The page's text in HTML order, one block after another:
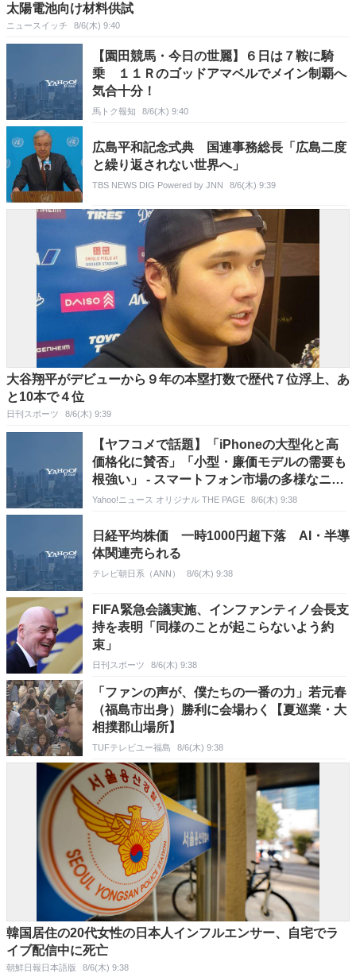
太陽電池向け材料供試
ニュースイッチ 8/6(木) 9:40
【園田競馬・今日の世麗】６日は７鞍に騎
乗 １１Ｒのゴッドアマベルでメイン制覇へ
気合十分！
馬トク報知 8/6(木) 9:40
広島平和記念式典 国連事務総長「広島二度
と繰り返されない世界へ」
TBS NEWS DIG Powered by JNN 8/6(木) 9:39
大谷翔平がデビューから９年の本塁打数で歴代７位浮上、あ
と10本で４位
日刊スポーツ 8/6(木) 9:39
【ヤフコメで話題】「iPhoneの大型化と高
価格化に賛否」「小型・廉価モデルの需要も
根強い」 - スマートフォン市場の多様なニー
ズと課題
Yahoo!ニュース オリジナル THE PAGE 8/6(木) 9:38
日経平均株価 一時1000円超下落 AI・半導
体関連売られる
テレビ朝日系（ANN） 8/6(木) 9:38
FIFA緊急会議実施、インファンティノ会長支
持を表明「同様のことが起こらないよう約
束」
日刊スポーツ 8/6(木) 9:38
「ファンの声が、僕たちの一番の力」若元春
（福島市出身）勝利に会場わく【夏巡業・大
相撲郡山場所】
TUFテレビユー福島 8/6(木) 9:38
韓国居住の20代女性の日本人インフルエンサー、自宅でラ
イブ配信中に死亡
朝鮮日報日本語版 8/6(木) 9:38